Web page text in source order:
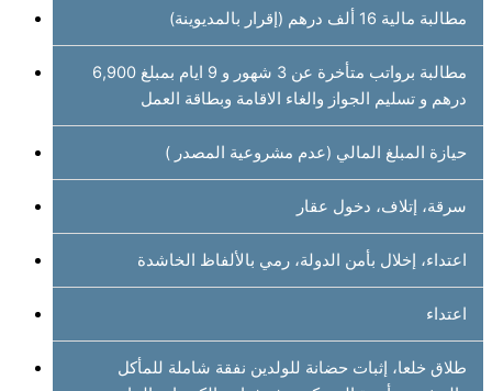
مطالبة مالية 16 ألف درهم (إقرار بالمديوينة)
مطالبة برواتب متأخرة عن 3 شهور و 9 ايام بمبلغ 6,900
درهم و تسليم الجواز والغاء الاقامة وبطاقة العمل
حيازة المبلغ المالي (عدم مشروعية المصدر )
سرقة، إتلاف، دخول عقار
اعتداء، إخلال بأمن الدولة، رمي بالألفاظ الخاشدة
اعتداء
طلاق خلعا، إثبات حضانة للولدين نفقة شاملة للمأكل